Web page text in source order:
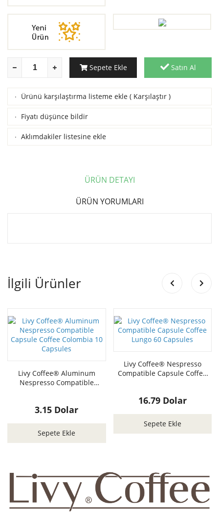
Sepete Ekle Satın Al
· Ürünü karşılaştırma listeme ekle ( Karşılaştır )
· Fiyatı düşünce bildir
· Aklımdakiler listesine ekle
ÜRÜN DETAYI
ÜRÜN YORUMLARI
İlgili Ürünler
Livy Coffee® Aluminum
Nespresso Compatible
3.15 Dolar
Sepete Ekle
Livy Coffee® Nespresso
Compatible Capsule Coffee
16.79 Dolar
Sepete Ekle